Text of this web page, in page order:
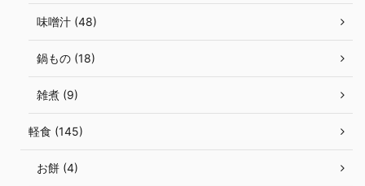
味噌汁 (48)
鍋もの (18)
雑煮 (9)
軽食 (145)
お餅 (4)